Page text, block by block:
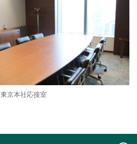
東京本社応接室